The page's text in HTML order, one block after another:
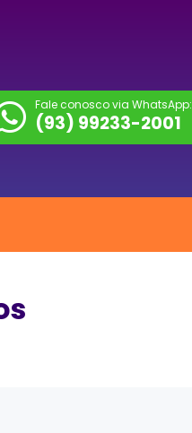
Fale conosco via WhatsApp:
(93) 99233-2001